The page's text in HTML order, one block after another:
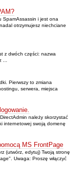
SpamAssassin i jest ona
otrzymujesz niechciane
z dwóch części: nazwa
Pierwszy to zmiana
serwera, miejsca
należy skorzystać
internetowej swoją domenę
MS FrontPage
(utwórz, edytuj) Twoją stronę
Uwaga: Proszę włączyć